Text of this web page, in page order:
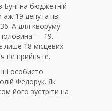
на бюджетній
аж 19 депутатів.
А для кворуму
— 19.
18 місцевих
не прийняте.
особисто
Федорук. Як
його зустріти на